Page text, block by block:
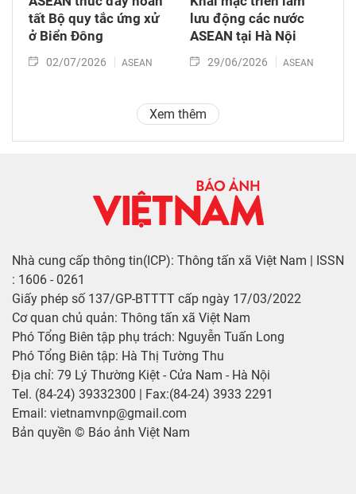
tất Bộ quy tắc ứng xử
ở Biển Đông
02/07/2026 ASEAN
lưu động các nước
ASEAN tại Hà Nội
29/06/2026 ASEAN
Xem thêm
Nhà cung cấp thông tin(ICP): Thông tấn xã Việt Nam | ISSN
: 1606 - 0261
Giấy phép số 137/GP-BTTTT cấp ngày 17/03/2022
Cơ quan chủ quản: Thông tấn xã Việt Nam
Phó Tổng Biên tập phụ trách: Nguyễn Tuấn Long
Phó Tổng Biên tập: Hà Thị Tường Thu
Địa chỉ: 79 Lý Thường Kiệt - Cửa Nam - Hà Nội
Tel. (84-24) 39332300 | Fax:(84-24) 3933 2291
Email: vietnamvnp@gmail.com
Bản quyền © Báo ảnh Việt Nam